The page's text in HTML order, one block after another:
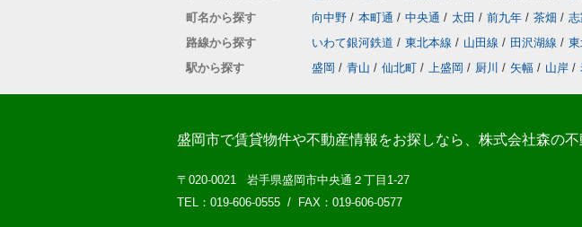
町名から探す
向中野 / 本町通 / 中央通 / 太田 / 前九年 / 茶畑 /
路線から探す
いわて銀河鉄道 / 東北本線 / 山田線 / 田沢湖線 /
駅から探す
盛岡 / 青山 / 仙北町 / 上盛岡 / 厨川 / 矢幅 / 山岸 /
盛岡市で賃貸物件や不動産情報をお探しなら、株式会社森の
〒020-0021 岩手県盛岡市中央通２丁目1-27
TEL：019-606-0555 / FAX：019-606-0577